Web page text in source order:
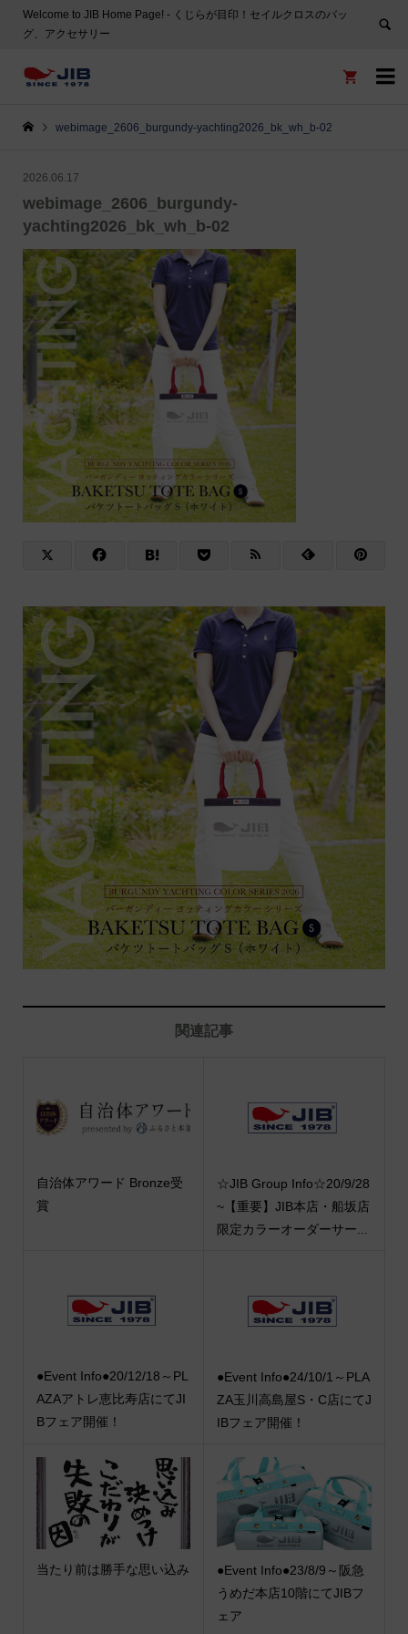
Welcome to JIB Home Page! ‐ くじらが目印！セイルクロスのバッ
グ、アクセサリー


webimage_2606_burgundy-yachting2026_bk_wh_b-02
2026.06.17
webimage_2606_burgundy-
yachting2026_bk_wh_b-02
関連記事
自治体アワード Bronze受
賞
☆JIB Group Info☆20/9/28
~【重要】JIB本店・船坂店
限定カラーオーダーサー...
●Event Info●20/12/18～PL
AZAアトレ恵比寿店にてJI
Bフェア開催！
●Event Info●24/10/1～PLA
ZA玉川高島屋S・C店にてJ
IBフェア開催！
当たり前は勝手な思い込み
●Event Info●23/8/9～阪急
うめだ本店10階にてJIBフ
ェア